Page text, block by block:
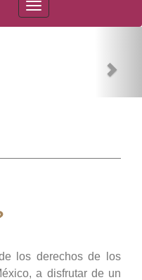
PAOT
los derechos de los
a disfrutar de un